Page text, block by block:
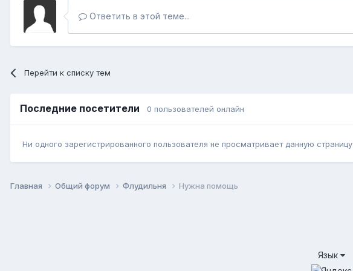
Ответить в этой теме...
Перейти к списку тем
Последние посетители 0 пользователей онлайн
Ни одного зарегистрированного пользователя не просматривает данную страницу
Главная Общий форум Флудильня Нужна помощь
Язык